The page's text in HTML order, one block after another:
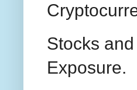
Stocks
Exposure.